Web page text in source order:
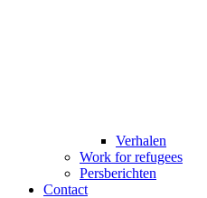
Verhalen
Work for refugees
Persberichten
Contact